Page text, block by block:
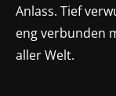
Anlass. Tief
eng verbunden
aller Welt.